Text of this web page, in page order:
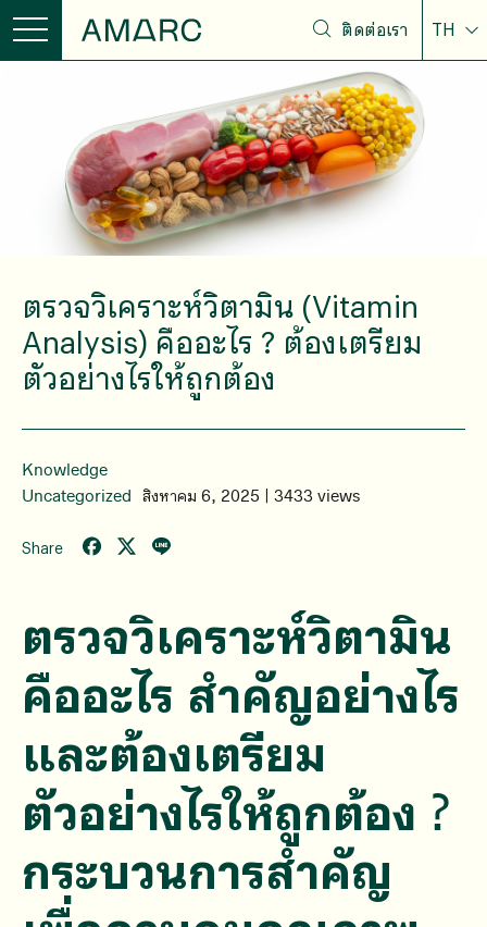
ติดต่อเรา TH
ตรวจวิเคราะห์วิตามิน (Vitamin
Analysis) คืออะไร ? ต้องเตรียม
ตัวอย่างไรให้ถูกต้อง
Knowledge
Uncategorized สิงหาคม 6, 2025 | 3433 views
Share
ตรวจวิเคราะห์วิตามิน
คืออะไร สำคัญอย่างไร
และต้องเตรียม
ตัวอย่างไรให้ถูกต้อง ?
กระบวนการสำคัญ